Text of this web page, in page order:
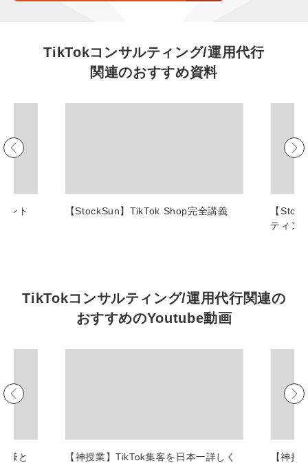
正社員
常勤監査役
TikTokコンサルティング/運用代行
関連のおすすめ資料
ント 【StockSun】TikTok Shop完全講義
【
ティン
TikTokコンサルティング/運用代行関連の
おすすめのYoutube動画
様と
【神授業】TikTok集客を日本一詳しく
【神授